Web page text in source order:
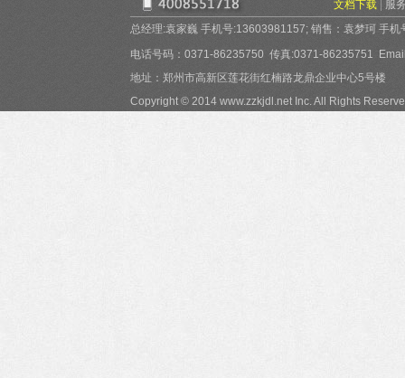
文档下载
服
总经理:袁家巍 手机号:13603981157; 销售：袁梦珂 手
电话号码：0371-86235750 传真:0371-86235751
地址：郑州市高新区莲花街红楠路龙鼎企业中心5号楼
Copyright © 2014 www.zzkjdl.net Inc. All Rights